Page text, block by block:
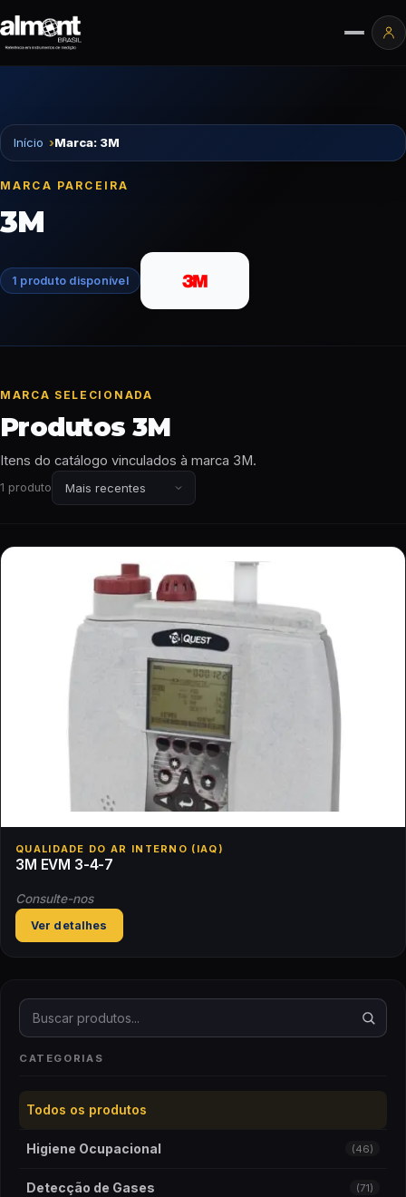
Início Marca: 3M
MARCA PARCEIRA
3M
1 produto disponível
Buscar produtos
CATEGORIAS
Todos os produtos
Higiene Ocupacional (46)
Detecção de Gases (71)
MARCA SELECIONADA
Produtos 3M
Itens do catálogo vinculados à marca 3M.
1 produto
QUALIDADE DO AR INTERNO (IAQ)
3M EVM 3-4-7
Consulte-nos
Ver detalhes